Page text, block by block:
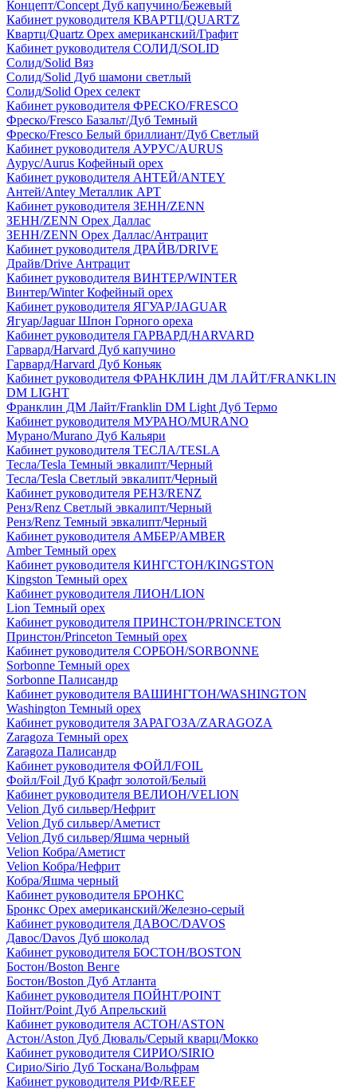
Концепт/Concept Дуб капучино/Бежевый
Кабинет руководителя КВАРТЦ/QUARTZ
Квартц/Quartz Орех американский/Графит
Кабинет руководителя СОЛИД/SOLID
Солид/Solid Вяз
Солид/Solid Дуб шамони светлый
Солид/Solid Орех селект
Кабинет руководителя ФРЕСКО/FRESCO
Фреско/Fresco Базальт/Дуб Темный
Фреско/Fresco Белый бриллиант/Дуб Светлый
Кабинет руководителя АУРУС/AURUS
Аурус/Aurus Кофейный орех
Кабинет руководителя АНТЕЙ/ANTEY
Антей/Antey Металлик АРТ
Кабинет руководителя ЗЕНН/ZENN
ЗЕНН/ZENN Орех Даллас
ЗЕНН/ZENN Орех Даллас/Антрацит
Кабинет руководителя ДРАЙВ/DRIVE
Драйв/Drive Антрацит
Кабинет руководителя ВИНТЕР/WINTER
Винтер/Winter Кофейный орех
Кабинет руководителя ЯГУАР/JAGUAR
Ягуар/Jaguar Шпон Горного ореха
Кабинет руководителя ГАРВАРД/HARVARD
Гарвард/Harvard Дуб капучино
Гарвард/Harvard Дуб Коньяк
Кабинет руководителя ФРАНКЛИН ДМ ЛАЙТ/FRANKLIN
DM LIGHT
Франклин ДМ Лайт/Franklin DM Light Дуб Термо
Кабинет руководителя МУРАНО/MURANO
Мурано/Murano Дуб Кальяри
Кабинет руководителя ТЕСЛА/TESLA
Тесла/Tesla Темный эвкалипт/Черный
Тесла/Tesla Светлый эвкалипт/Черный
Кабинет руководителя РЕНЗ/RENZ
Ренз/Renz Светлый эвкалипт/Черный
Ренз/Renz Темный эвкалипт/Черный
Кабинет руководителя АМБЕР/AMBER
Amber Темный орех
Кабинет руководителя КИНГСТОН/KINGSTON
Kingston Темный орех
Кабинет руководителя ЛИОН/LION
Lion Темный орех
Кабинет руководителя ПРИНСТОН/PRINCETON
Принстон/Princeton Темный орех
Кабинет руководителя СОРБОН/SORBONNE
Sorbonne Темный орех
Sorbonne Палисандр
Кабинет руководителя ВАШИНГТОН/WASHINGTON
Washington Темный орех
Кабинет руководителя ЗАРАГОЗА/ZARAGOZA
Zaragoza Темный орех
Zaragoza Палисандр
Кабинет руководителя ФОЙЛ/FOIL
Фойл/Foil Дуб Крафт золотой/Белый
Кабинет руководителя ВЕЛИОН/VELION
Velion Дуб сильвер/Нефрит
Velion Дуб сильвер/Аметист
Velion Дуб сильвер/Яшма черный
Velion Кобра/Аметист
Velion Кобра/Нефрит
Кобра/Яшма черный
Кабинет руководителя БРОНКС
Бронкс Орех американский/Железно-серый
Кабинет руководителя ДАВОС/DAVOS
Давос/Davos Дуб шоколад
Кабинет руководителя БОСТОН/BOSTON
Бостон/Boston Венге
Бостон/Boston Дуб Атланта
Кабинет руководителя ПОЙНТ/POINT
Пойнт/Point Дуб Апрельский
Кабинет руководителя АСТОН/ASTON
Астон/Aston Дуб Дюваль/Серый кварц/Мокко
Кабинет руководителя СИРИО/SIRIO
Сирио/Sirio Дуб Тоскана/Вольфрам
Кабинет руководителя РИФ/REEF